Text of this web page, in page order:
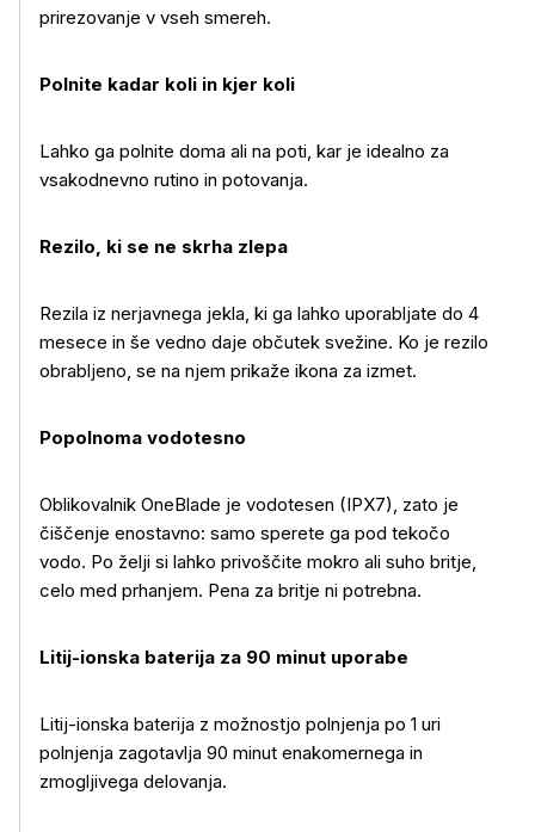
prirezovanje v vseh smereh.
Polnite kadar koli in kjer koli
Lahko ga polnite doma ali na poti, kar je idealno za
vsakodnevno rutino in potovanja.
Rezilo, ki se ne skrha zlepa
Rezila iz nerjavnega jekla, ki ga lahko uporabljate do 4
mesece in še vedno daje občutek svežine. Ko je rezilo
obrabljeno, se na njem prikaže ikona za izmet.
Popolnoma vodotesno
Oblikovalnik OneBlade je vodotesen (IPX7), zato je
čiščenje enostavno: samo sperete ga pod tekočo
vodo. Po želji si lahko privoščite mokro ali suho britje,
celo med prhanjem. Pena za britje ni potrebna.
Litij-ionska baterija za 90 minut uporabe
Litij-ionska baterija z možnostjo polnjenja po 1 uri
polnjenja zagotavlja 90 minut enakomernega in
zmogljivega delovanja.